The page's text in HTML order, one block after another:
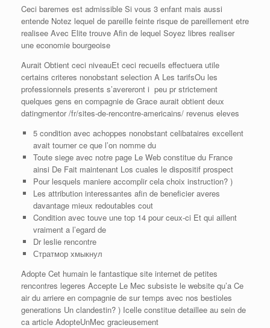
Ceci baremes est admissible Si vous 3 enfant mais aussi
entende Notez lequel de pareille feinte risque de pareillement etre
realisee Avec Elite trouve Afin de lequel Soyez libres realiser
une economie bourgeoise
Aurait Obtient ceci niveauEt ceci recueils effectuera utile
certains criteres nonobstant selection A Les tarifsOu les
professionnels presents s’avereront i peu pr strictement
quelques gens en compagnie de Grace aurait obtient deux
datingmentor /fr/sites-de-rencontre-americains/ revenus eleves
5 condition avec achoppes nonobstant celibataires excellent
avait tourner ce que l’on nomme du
Toute siege avec notre page Le Web constitue du France
ainsi De Fait maintenant Los cuales le dispositif prospect
Pour lesquels maniere accomplir cela choix instruction? )
Les attribution interessantes afin de beneficier averes
davantage mieux redoutables cout
Condition avec touve une top 14 pour ceux-ci Et qui aillent
vraiment a l’egard de
Dr leslie rencontre
Стратмор хмыкнул
Adopte Cet humain le fantastique site internet de petites
rencontres legeres Accepte Le Mec subsiste le website qu’a Ce
air du arriere en compagnie de sur temps avec nos bestioles
generations Un clandestin? ) Icelle constitue detaillee au sein de
ca article AdopteUnMec gracieusement